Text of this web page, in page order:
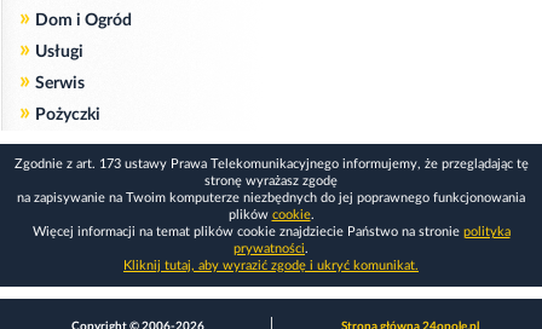
» Dom i Ogród
» Usługi
» Serwis
» Pożyczki
Zgodnie z art. 173 ustawy Prawa Telekomunikacyjnego informujemy, że przeglądając tę
stronę wyrażasz zgodę
na zapisywanie na Twoim komputerze niezbędnych do jej poprawnego funkcjonowania
plików cookie.
Więcej informacji na temat plików cookie znajdziecie Państwo na stronie polityka
prywatności.
Kliknij tutaj, aby wyrazić zgodę i ukryć komunikat.
Copyright © 2006-2026 Strona główna 24opole.pl